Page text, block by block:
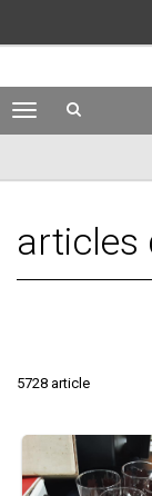
articles
5728 article